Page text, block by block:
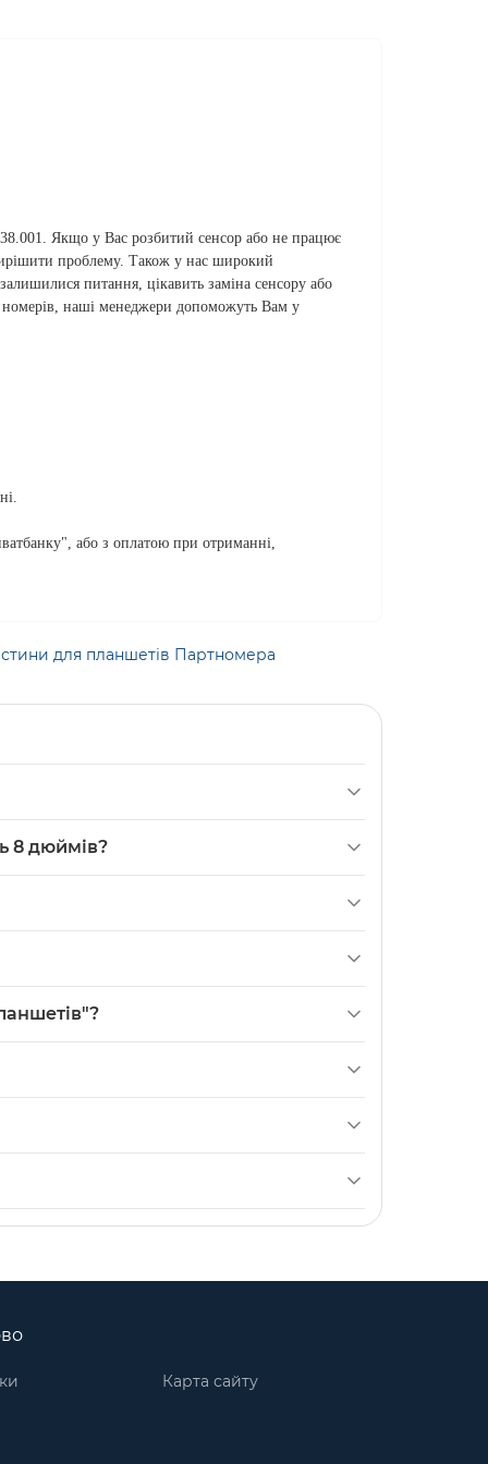
Якщо у Вас розбитий сенсор або не працює
проблему. Також у нас широкий
питання, цікавить заміна сенсору або
номерів, наші менеджери допоможуть Вам у
або з оплатою при отриманні,
для планшетів Партномера
фізичними параметрами.
8 дюймів?
та колір.
копій або альтернатив з іншими
Карта сайту